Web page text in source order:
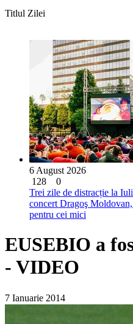
Titlul Zilei
6 August 2026
128
0
Trei zile de distracție la
concert Dragoş
pentru cei mici
EUSEBIO a
- VIDEO
7 Ianuarie 2014